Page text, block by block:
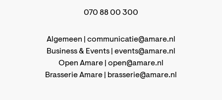
070 88 00 300
Algemeen | communicatie@amare.nl
Business & Events | events@amare.nl
Open Amare | open@amare.nl
Brasserie Amare |
brasserie@amare.nl